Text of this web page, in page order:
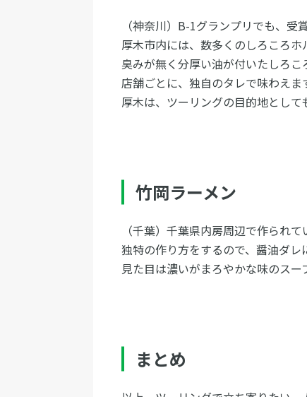
（神奈川）B-1グランプリでも、受
厚木市内には、数多くのしろころホ
臭みが無く分厚い油が付いたしろこ
店舗ごとに、独自のタレで味わえま
厚木は、ツーリングの目的地として
竹岡ラーメン
（千葉）千葉県内房周辺で作られ
独特の作り方をするので、醤油ダレ
見た目は濃いがまろやかな味のスー
まとめ